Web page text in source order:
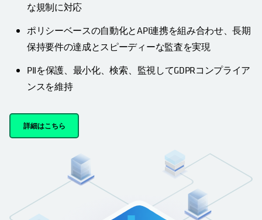
な規制に対応
ポリシーベースの自動化とAPI連携を組み合わせ、長期
保持要件の達成とスピーディーな監査を実現
PIIを保護、最小化、検索、監視してGDPRコンプライア
ンスを維持
詳細はこちら